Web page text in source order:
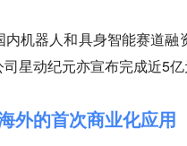
内机器人和具身智能赛道融
星动纪元亦宣布完成近5亿
外的首次商业化应用